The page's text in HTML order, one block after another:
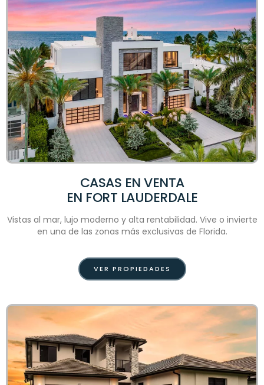
CASAS EN VENTA
EN FORT LAUDERDALE
Vistas al mar, lujo moderno y alta rentabilidad. Vive o invierte
en una de las zonas más exclusivas de Florida.
VER PROPIEDADES